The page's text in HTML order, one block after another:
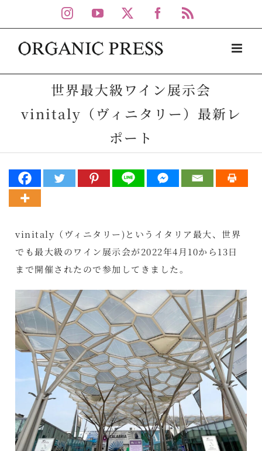
to
content
Instagram
YouTube Facebook
世界最大級ワイン展示会
vinitaly（ヴィニタリー）最新レ
ポート
vinitaly（ヴィニタリー)というイタリア最大、世界
でも最大級のワイン展示会が2022年4月10から13日
まで開催されたので参加してきました。